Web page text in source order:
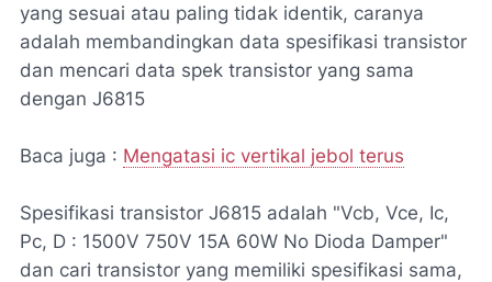
yang sesuai atau paling tidak identik, caranya
adalah membandingkan data spesifikasi transistor
dan mencari data spek transistor yang sama
dengan J6815
Baca juga : Mengatasi ic vertikal jebol terus
Spesifikasi transistor J6815 adalah "Vcb, Vce, Ic,
Pc, D : 1500V 750V 15A 60W No Dioda Damper"
dan cari transistor yang memiliki spesifikasi sama,